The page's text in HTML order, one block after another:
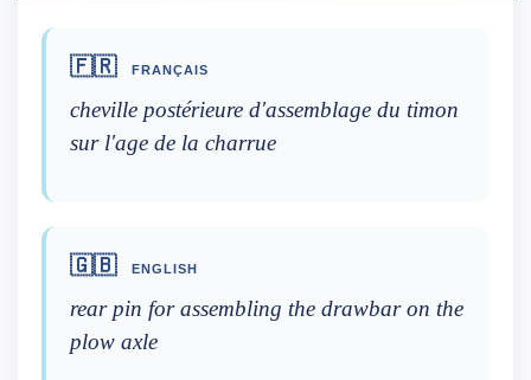
🇫🇷 FRANÇAIS
cheville postérieure d'assemblage du timon
sur l'age de la charrue
🇬🇧 ENGLISH
rear pin for assembling the drawbar on the
plow axle